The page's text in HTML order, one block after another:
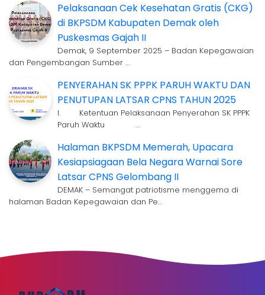
Pelaksanaan Cek Kesehatan Gratis (CKG)
di BKPSDM Kabupaten Demak oleh
Puskesmas Gajah II
Demak, 9 September 2025 – Badan Kepegawaian
dan Pengembangan Sumber …
PENYERAHAN SK PPPK PARUH WAKTU DAN
PENUTUPAN LATSAR CPNS TAHUN 2025
I. Ketentuan Pelaksanaan Penyerahan SK PPPK
Paruh Waktu …
Halaman BKPSDM Memerah, Upacara
Kesiapsiagaan Bela Negara Warnai Sore
Latsar CPNS Gelombang II
DEMAK – Semangat patriotisme menggema di
halaman Badan Kepegawaian dan Pe…